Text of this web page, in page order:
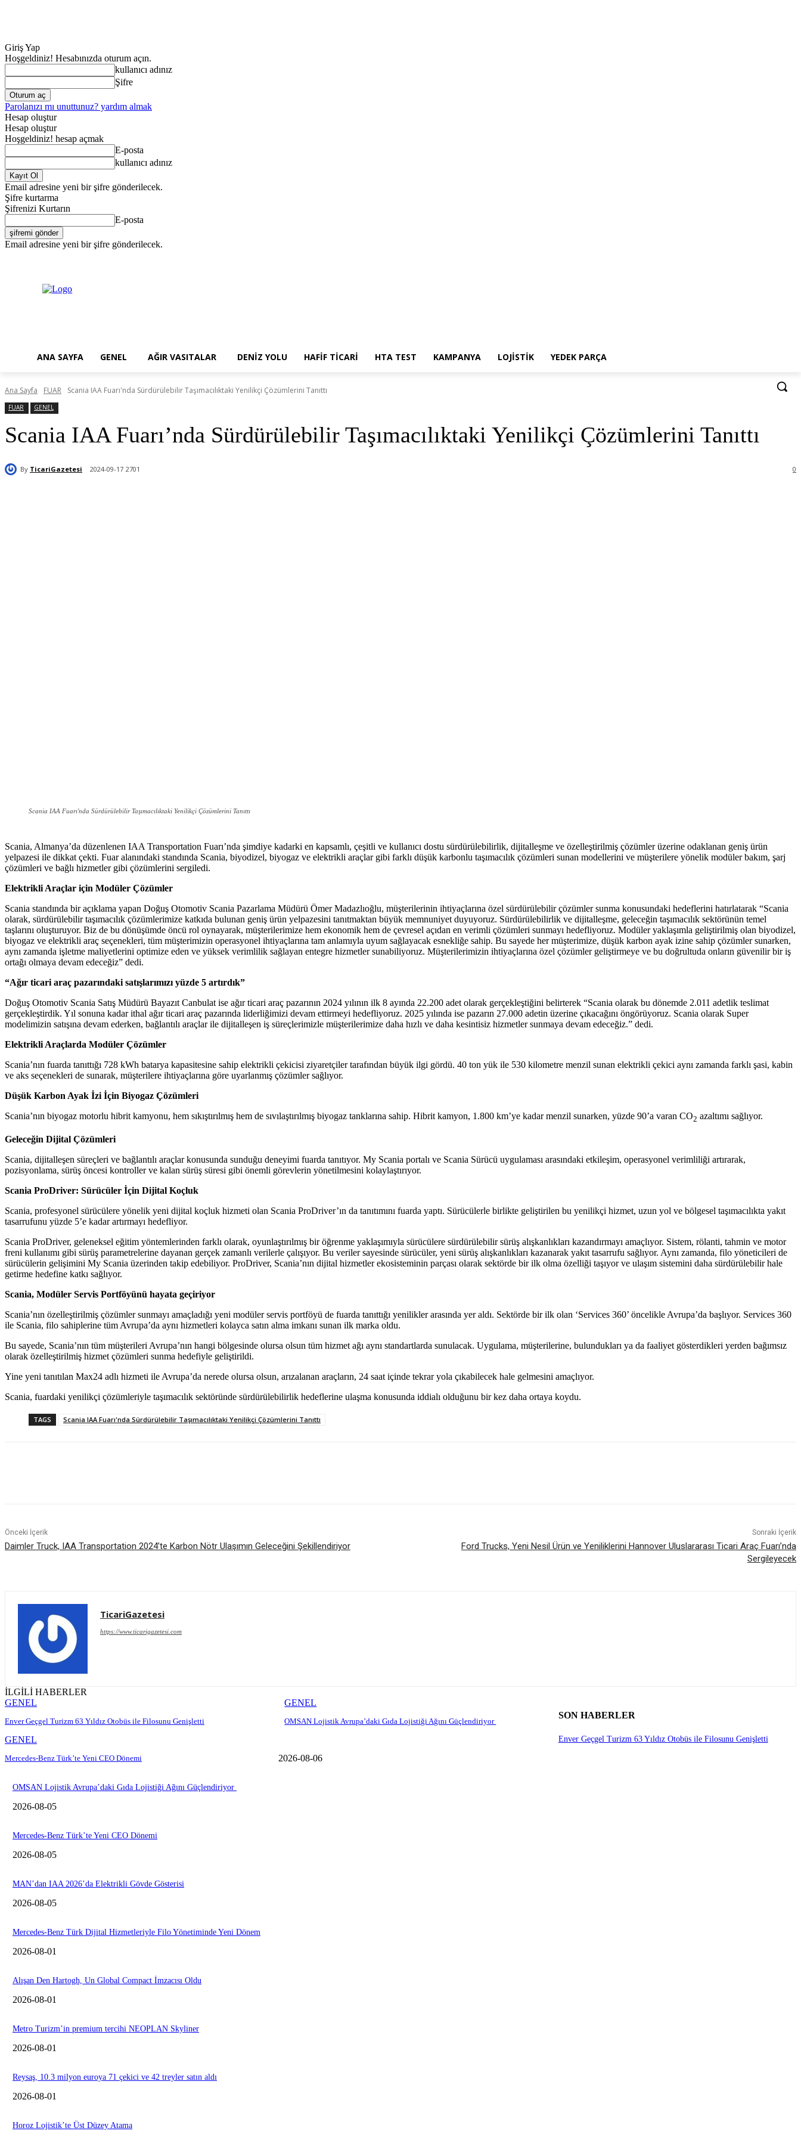
Giriş Yap
Hoşgeldiniz! Hesabınızda oturum açın.
kullanıcı adınız
Şifre
Parolanızı mı unuttunuz? yardım almak
Hesap oluştur
Hesap oluştur
Hoşgeldiniz! hesap açmak
E-posta
kullanıcı adınız
Email adresine yeni bir şifre gönderilecek.
Şifre kurtarma
Şifrenizi Kurtarın
E-posta
Email adresine yeni bir şifre gönderilecek.
ANA SAYFA GENEL AĞIR VASITALAR DENİZ YOLU HAFİF TİCARİ HTA TEST KAMPANYA LOJİSTİK YEDEK PARÇA
Ana Sayfa FUAR Scania IAA Fuarı'nda Sürdürülebilir Taşımacılıktaki Yenilikçi Çözümlerini Tanıttı
FUAR GENEL
Scania IAA Fuarı’nda Sürdürülebilir Taşımacılıktaki Yenilikçi Çözümlerini Tanıttı
By TicariGazetesi 2024-09-17 0
2701
Scania IAA Fuarı'nda Sürdürülebilir Taşımacılıktaki Yenilikçi Çözümlerini Tanıttı
Scania, Almanya’da düzenlenen IAA Transportation Fuarı’nda şimdiye kadarki en kapsamlı, çeşitli ve kullanıcı dostu sürdürülebilirlik, dijitalleşme ve özelleştirilmiş çözümler üzerine odaklanan geniş ürün
yelpazesi ile dikkat çekti. Fuar alanındaki standında Scania, biyodizel, biyogaz ve elektrikli araçlar gibi farklı düşük karbonlu taşımacılık çözümleri sunan modellerini ve müşterilere yönelik modüler bakım, şarj
çözümleri ve bağlı hizmetler gibi çözümlerini sergiledi.
Elektrikli Araçlar için Modüler Çözümler
Scania standında bir açıklama yapan Doğuş Otomotiv Scania Pazarlama Müdürü Ömer Madazlıoğlu, müşterilerinin ihtiyaçlarına özel sürdürülebilir çözümler sunma konusundaki hedeflerini hatırlatarak “Scania
olarak, sürdürülebilir taşımacılık çözümlerimize katkıda bulunan geniş ürün yelpazesini tanıtmaktan büyük memnuniyet duyuyoruz. Sürdürülebilirlik ve dijitalleşme, geleceğin taşımacılık sektörünün temel
taşlarını oluşturuyor. Biz de bu dönüşümde öncü rol oynayarak, müşterilerimize hem ekonomik hem de çevresel açıdan en verimli çözümleri sunmayı hedefliyoruz. Modüler yaklaşımla geliştirilmiş olan biyodizel,
biyogaz ve elektrikli araç seçenekleri, tüm müşterimizin operasyonel ihtiyaçlarına tam anlamıyla uyum sağlayacak esnekliğe sahip. Bu sayede her müşterimize, düşük karbon ayak izine sahip çözümler sunarken,
aynı zamanda işletme maliyetlerini optimize eden ve yüksek verimlilik sağlayan entegre hizmetler sunabiliyoruz. Müşterilerimizin ihtiyaçlarına özel çözümler geliştirmeye ve bu doğrultuda onların güvenilir bir iş
ortağı olmaya devam edeceğiz” dedi.
“Ağır ticari araç pazarındaki satışlarımızı yüzde 5 artırdık”
Doğuş Otomotiv Scania Satış Müdürü Bayazıt Canbulat ise ağır ticari araç pazarının 2024 yılının ilk 8 ayında 22.200 adet olarak gerçekleştiğini belirterek “Scania olarak bu dönemde 2.011 adetlik teslimat
gerçekleştirdik. Yıl sonuna kadar ithal ağır ticari araç pazarında liderliğimizi devam ettirmeyi hedefliyoruz. 2025 yılında ise pazarın 27.000 adetin üzerine çıkacağını öngörüyoruz. Scania olarak Super
modelimizin satışına devam ederken, bağlantılı araçlar ile dijitalleşen iş süreçlerimizle müşterilerimize daha hızlı ve daha kesintisiz hizmetler sunmaya devam edeceğiz.” dedi.
Elektrikli Araçlarda Modüler Çözümler
Scania’nın fuarda tanıttığı 728 kWh batarya kapasitesine sahip elektrikli çekicisi ziyaretçiler tarafından büyük ilgi gördü. 40 ton yük ile 530 kilometre menzil sunan elektrikli çekici aynı zamanda farklı şasi, kabin
ve aks seçenekleri de sunarak, müşterilere ihtiyaçlarına göre uyarlanmış çözümler sağlıyor.
Düşük Karbon Ayak İzi İçin Biyogaz Çözümleri
Scania’nın biyogaz motorlu hibrit kamyonu, hem sıkıştırılmış hem de sıvılaştırılmış biyogaz tanklarına sahip. Hibrit kamyon, 1.800 km’ye kadar menzil sunarken, yüzde 90’a varan CO2 azaltımı sağlıyor.
Geleceğin Dijital Çözümleri
Scania, dijitalleşen süreçleri ve bağlantılı araçlar konusunda sunduğu deneyimi fuarda tanıtıyor. My Scania portalı ve Scania Sürücü uygulaması arasındaki etkileşim, operasyonel verimliliği artırarak,
pozisyonlama, sürüş öncesi kontroller ve kalan sürüş süresi gibi önemli görevlerin yönetilmesini kolaylaştırıyor.
Scania ProDriver: Sürücüler İçin Dijital Koçluk
Scania, profesyonel sürücülere yönelik yeni dijital koçluk hizmeti olan Scania ProDriver’ın da tanıtımını fuarda yaptı. Sürücülerle birlikte geliştirilen bu yenilikçi hizmet, uzun yol ve bölgesel taşımacılıkta yakıt
tasarrufunu yüzde 5’e kadar artırmayı hedefliyor.
Scania ProDriver, geleneksel eğitim yöntemlerinden farklı olarak, oyunlaştırılmış bir öğrenme yaklaşımıyla sürücülere sürdürülebilir sürüş alışkanlıkları kazandırmayı amaçlıyor. Sistem, rölanti, tahmin ve motor
freni kullanımı gibi sürüş parametrelerine dayanan gerçek zamanlı verilerle çalışıyor. Bu veriler sayesinde sürücüler, yeni sürüş alışkanlıkları kazanarak yakıt tasarrufu sağlıyor. Aynı zamanda, filo yöneticileri de
sürücülerin gelişimini My Scania üzerinden takip edebiliyor. ProDriver, Scania’nın dijital hizmetler ekosisteminin parçası olarak sektörde bir ilk olma özelliği taşıyor ve ulaşım sistemini daha sürdürülebilir hale
getirme hedefine katkı sağlıyor.
Scania, Modüler Servis Portföyünü hayata geçiriyor
Scania’nın özelleştirilmiş çözümler sunmayı amaçladığı yeni modüler servis portföyü de fuarda tanıttığı yenilikler arasında yer aldı. Sektörde bir ilk olan ‘Services 360’ öncelikle Avrupa’da başlıyor. Services 360
ile Scania, filo sahiplerine tüm Avrupa’da aynı hizmetleri kolayca satın alma imkanı sunan ilk marka oldu.
Bu sayede, Scania’nın tüm müşterileri Avrupa’nın hangi bölgesinde olursa olsun tüm hizmet ağı aynı standartlarda sunulacak. Uygulama, müşterilerine, bulundukları ya da faaliyet gösterdikleri yerden bağımsız
olarak özelleştirilmiş hizmet çözümleri sunma hedefiyle geliştirildi.
Yine yeni tanıtılan Max24 adlı hizmeti ile Avrupa’da nerede olursa olsun, arızalanan araçların, 24 saat içinde tekrar yola çıkabilecek hale gelmesini amaçlıyor.
Scania, fuardaki yenilikçi çözümleriyle taşımacılık sektöründe sürdürülebilirlik hedeflerine ulaşma konusunda iddialı olduğunu bir kez daha ortaya koydu.
TAGS Scania IAA Fuarı'nda Sürdürülebilir Taşımacılıktaki Yenilikçi Çözümlerini Tanıttı
Önceki İçerik
Daimler Truck, IAA Transportation 2024’te Karbon Nötr Ulaşımın Geleceğini Şekillendiriyor
Sonraki İçerik
Ford Trucks, Yeni Nesil Ürün ve Yeniliklerini Hannover Uluslararası Ticari Araç Fuarı’nda
Sergileyecek
TicariGazetesi
https://www.ticarigazetesi.com
İLGİLİ HABERLER
GENEL
Enver Geçgel Turizm 63 Yıldız Otobüs ile Filosunu Genişletti
GENEL
OMSAN Lojistik Avrupa’daki Gıda Lojistiği Ağını Güçlendiriyor
GENEL
Mercedes-Benz Türk’te Yeni CEO Dönemi
SON HABERLER
Enver Geçgel Turizm 63 Yıldız Otobüs ile Filosunu Genişletti
2026-08-06
OMSAN Lojistik Avrupa’daki Gıda Lojistiği Ağını Güçlendiriyor
2026-08-05
Mercedes-Benz Türk’te Yeni CEO Dönemi
2026-08-05
MAN’dan IAA 2026’da Elektrikli Gövde Gösterisi
2026-08-05
Mercedes-Benz Türk Dijital Hizmetleriyle Filo Yönetiminde Yeni Dönem
2026-08-01
Alışan Den Hartogh, Un Global Compact İmzacısı Oldu
2026-08-01
Metro Turizm’in premium tercihi NEOPLAN Skyliner
2026-08-01
Reysaş, 10.3 milyon euroya 71 çekici ve 42 treyler satın aldı
2026-08-01
Horoz Lojistik’te Üst Düzey Atama